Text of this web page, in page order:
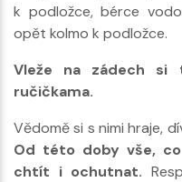
k podložce, bérce
opět kolmo k podložce.
Vleže na zádech si
ručičkama.
Vědomě si s nimi hraje,
Od této doby vše,
chtít i ochutnat.